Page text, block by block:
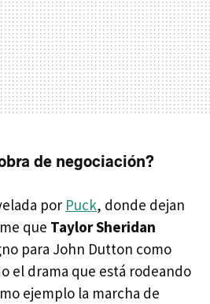
de negociación?
por Puck, donde dejan
que Taylor Sheridan
para John Dutton como
el drama que está rodeando
ejemplo la marcha de